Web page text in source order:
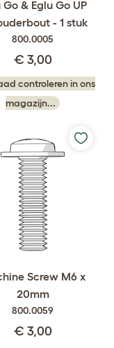
Go & Eglu Go UP
- 1 stuk
800.0005
€ 3,00
controleren in ons
magazijn...
Screw M6 x
20mm
800.0059
€ 3,00